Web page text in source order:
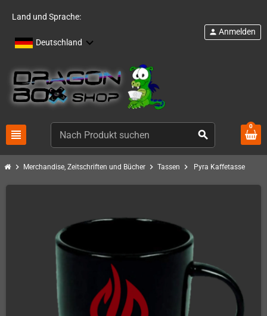
Land und Sprache:
Deutschland
view_headline search
person Anmelden
0
chevron_right Merchandise, Zeitschriften und Bücher chevron_right Tassen chevron_right Pyra Kaffetasse